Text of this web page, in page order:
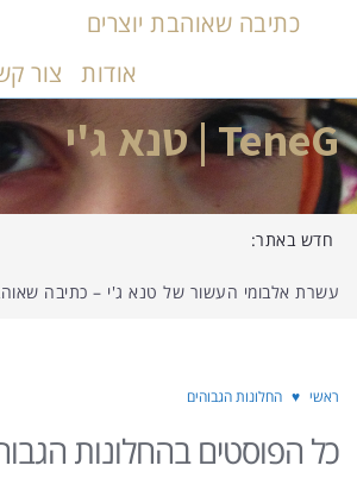
כתיבה שאוהבת יוצרים
אודות
צור
TeneG | טנא ג'י
חדש באתר:
עשרת אלבומי העשור של טנא ג'י – כתיבה
ראשי ♥ החלונות הגבוהים
כל הפוסטים בהחלונות